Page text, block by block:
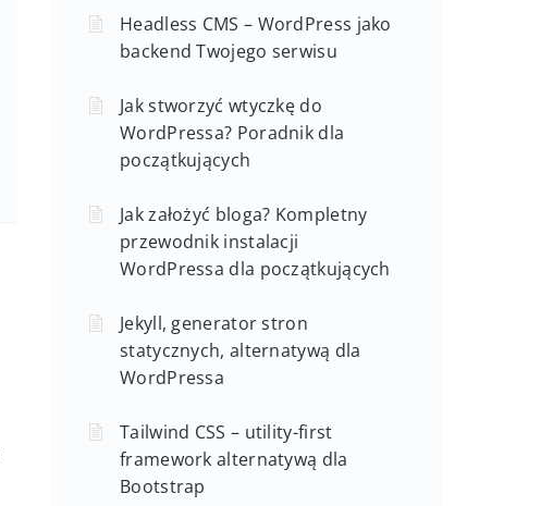
Headless CMS – WordPress jako
backend Twojego serwisu
Jak stworzyć wtyczkę do
WordPressa? Poradnik dla
początkujących
Jak założyć bloga? Kompletny
przewodnik instalacji
WordPressa dla początkujących
Jekyll, generator stron
statycznych, alternatywą dla
WordPressa
Tailwind CSS – utility-first
framework alternatywą dla
Bootstrap